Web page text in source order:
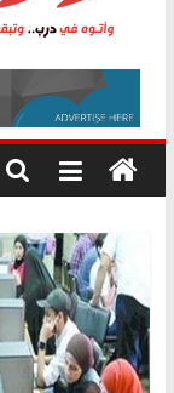
درب
وأتوه
درب..
وتبقى
هي